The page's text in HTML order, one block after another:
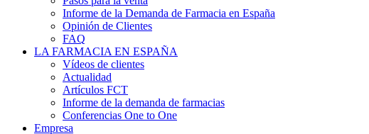
Informe de la Demanda de Farmacia en España
Opinión de Clientes
FAQ
LA FARMACIA EN ESPAÑA
Vídeos de clientes
Actualidad
Artículos FCT
Informe de la demanda de farmacias
Conferencias One to One
Empresa